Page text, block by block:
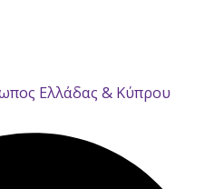
Ελλάδας & Κύπρου